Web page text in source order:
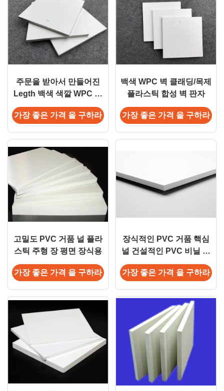
주문을 받아서 만들어진
Legth 백색 색깔 WPC 벽
판자 환경 친절한
가장 좋은 가격 을 구하라
백색 WPC 벽 클래딩/목제
플라스틱 합성 벽 판자
가장 좋은 가격 을 구하라
고밀도 PVC 거품 널 플라
스틱 주형 장 평면 장식용
가장 좋은 가격 을 구하라
장식적인 PVC 거품 핵심
널 건설적인 PVC 비닐 거
품 장 썩음 증거
가장 좋은 가격 을 구하라